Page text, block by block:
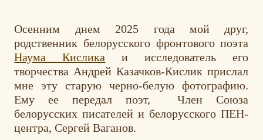
Осенним днем 2025 года мой друг,
родственник белорусского фронтового поэта
Наума Кислика и исследователь его
творчества Андрей Казачков-Кислик прислал
мне эту старую черно-белую фотографию.
Ему ее передал поэт, Член Союза
белорусских писателей и белорусского ПЕН-
центра, Сергей Ваганов.